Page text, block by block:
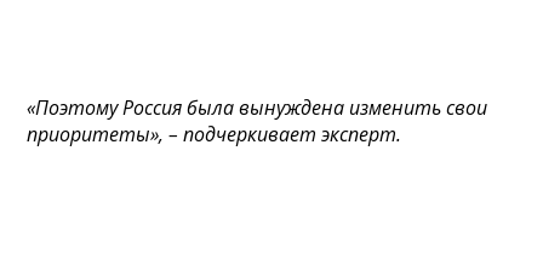
«Поэтому Россия была вынуждена изменить свои
приоритеты», – подчеркивает эксперт.